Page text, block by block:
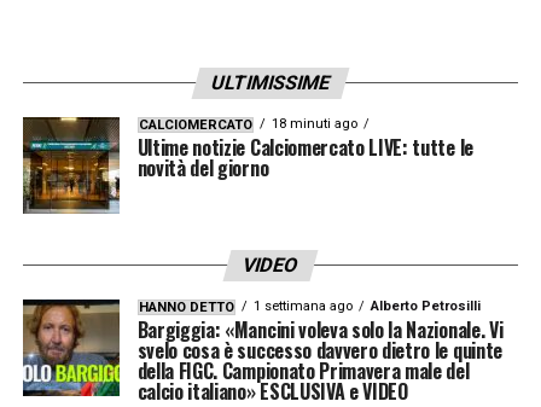
ULTIMISSIME
CALCIOMERCATO 18 minuti ago
Ultime notizie Calciomercato LIVE: tutte le
novità del giorno
VIDEO
HANNO DETTO 1 settimana ago Alberto Petrosilli
Bargiggia: «Mancini voleva solo la Nazionale. Vi
svelo cosa è successo davvero dietro le quinte
della FIGC. Campionato Primavera male del
calcio italiano» ESCLUSIVA e VIDEO